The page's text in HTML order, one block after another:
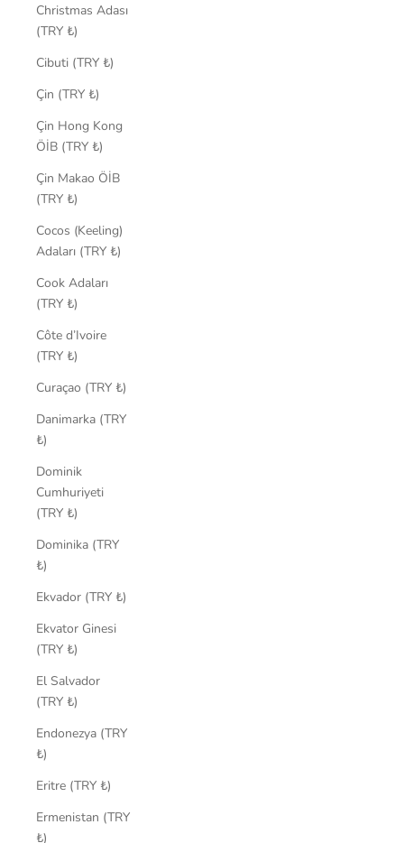
Christmas Adası
(TRY ₺)
Cibuti (TRY ₺)
Çin (TRY ₺)
Çin Hong Kong
ÖİB (TRY ₺)
Çin Makao ÖİB
(TRY ₺)
Cocos (Keeling)
Adaları (TRY ₺)
Cook Adaları
(TRY ₺)
Côte d’Ivoire
(TRY ₺)
Curaçao (TRY ₺)
Danimarka (TRY
₺)
Dominik
Cumhuriyeti
(TRY ₺)
Dominika (TRY
₺)
Ekvador (TRY ₺)
Ekvator Ginesi
(TRY ₺)
El Salvador
(TRY ₺)
Endonezya (TRY
₺)
Eritre (TRY ₺)
Ermenistan (TRY
₺)